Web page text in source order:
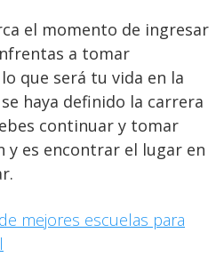
el momento de ingresar
a tomar
que será tu vida en la
haya definido la carrera
continuar y tomar
y es encontrar el lugar en
mejores escuelas para